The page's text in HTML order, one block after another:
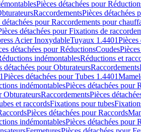
Pièces détachées pour
RaccordementsPièces détachées
détachées pour Raccordements pour
détachées pour Fixations de
Acier InoxydableTuyaux 1.4401Pièces
détachées pour RéductionsCoudes
indémontablesRéductions et
détachées pour ObturateursRaccordements
Pièces détachées pour Tubes 1.4401
indémontablesPièces détachées pour
ObturateursRaccordementsPièces
et raccordsFixations pour tubes
Pièces détachées pour Raccords
indémontablesPièces détachées pour